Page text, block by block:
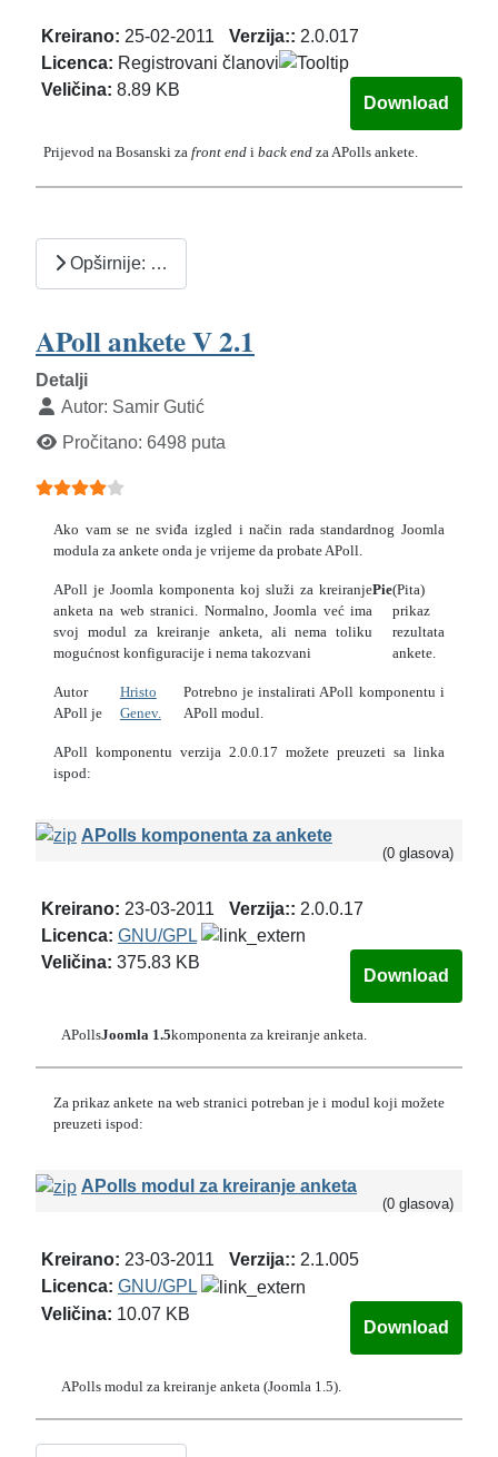
Kreirano: 25-02-2011 Verzija:: 2.0.017
Licenca: Registrovani članovi
Veličina: 8.89 KB
Prijevod na Bosanski za front end i back end za APolls ankete.
Opširnije: …
APoll ankete V 2.1
Detalji
Autor: Samir Gutić
Pročitano: 6498 puta
Ocjene članaka:
Ako vam se ne sviđa izgled i način rada standardnog Joomla
modula za ankete onda je vrijeme da probate APoll.
APoll je Joomla komponenta koj služi za kreiranje
anketa na web stranici. Normalno, Joomla već ima
svoj modul za kreiranje anketa, ali nema toliku
mogućnost konfiguracije i nema takozvani
Pie(Pita)
prikaz
rezultata
ankete.
Autor
APoll je
Hristo
Genev.
Potrebno je instalirati APoll komponentu i
APoll modul.
APoll komponentu verzija 2.0.0.17 možete preuzeti sa linka
ispod:
APolls komponenta za ankete
(0 glasova)
Kreirano: 23-03-2011 Verzija:: 2.0.0.17
Licenca: GNU/GPL
Veličina: 375.83 KB
APollsJoomla 1.5komponenta za kreiranje anketa.
Za prikaz ankete na web stranici potreban je i modul koji možete
preuzeti ispod:
APolls modul za kreiranje anketa
(0 glasova)
Kreirano: 23-03-2011 Verzija:: 2.1.005
Licenca: GNU/GPL
Veličina: 10.07 KB
APolls modul za kreiranje anketa (Joomla 1.5).